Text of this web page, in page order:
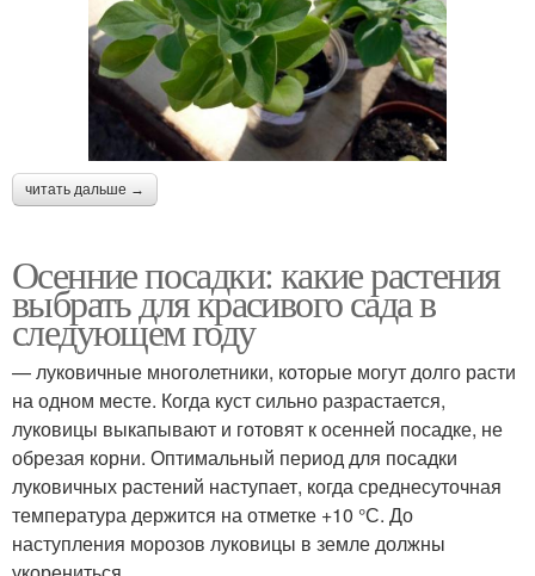
читать дальше →
Осенние посадки: какие растения
выбрать для красивого сада в
следующем году
— луковичные многолетники, которые могут долго расти
на одном месте. Когда куст сильно разрастается,
луковицы выкапывают и готовят к осенней посадке, не
обрезая корни. Оптимальный период для посадки
луковичных растений наступает, когда среднесуточная
температура держится на отметке +10 °С. До
наступления морозов луковицы в земле должны